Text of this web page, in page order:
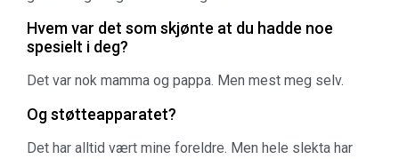
Hvem var det som skjønte at du hadde noe
spesielt i deg?
Det var nok mamma og pappa. Men mest meg selv.
Og støtteapparatet?
Det har alltid vært mine foreldre. Men hele slekta har